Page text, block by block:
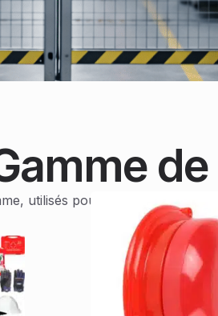
utilisés pour la protection et